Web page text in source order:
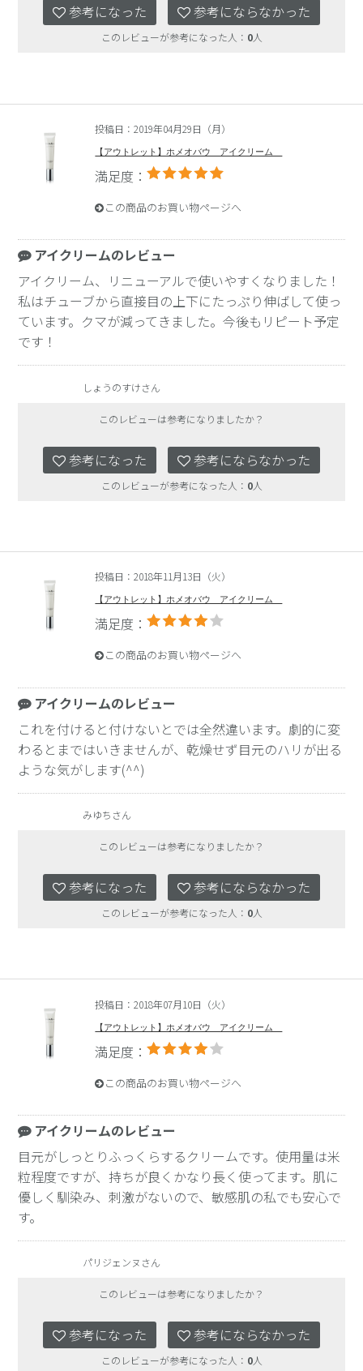
参考になった 参考にならなかった
このレビューが参考になった人： 0人
投稿日：2019年04月29日（月）
【アウトレット】ホメオバウ アイクリーム
満足度：
この商品のお買い物ページへ
アイクリームのレビュー
アイクリーム、リニューアルで使いやすくなりました！
私はチューブから直接目の上下にたっぷり伸ばして使っ
ています。クマが減ってきました。今後もリピート予定
です！
しょうのすけさん
このレビューは参考になりましたか？
参考になった 参考にならなかった
このレビューが参考になった人： 0人
投稿日：2018年11月13日（火）
【アウトレット】ホメオバウ アイクリーム
満足度：
この商品のお買い物ページへ
アイクリームのレビュー
これを付けると付けないとでは全然違います。劇的に変
わるとまではいきませんが、乾燥せず目元のハリが出る
ような気がします(^^)
みゆちさん
このレビューは参考になりましたか？
参考になった 参考にならなかった
このレビューが参考になった人： 0人
投稿日：2018年07月10日（火）
【アウトレット】ホメオバウ アイクリーム
満足度：
この商品のお買い物ページへ
アイクリームのレビュー
目元がしっとりふっくらするクリームです。使用量は米
粒程度ですが、持ちが良くかなり長く使ってます。肌に
優しく馴染み、刺激がないので、敏感肌の私でも安心で
す。
パリジェンヌさん
このレビューは参考になりましたか？
参考になった 参考にならなかった
このレビューが参考になった人： 0人